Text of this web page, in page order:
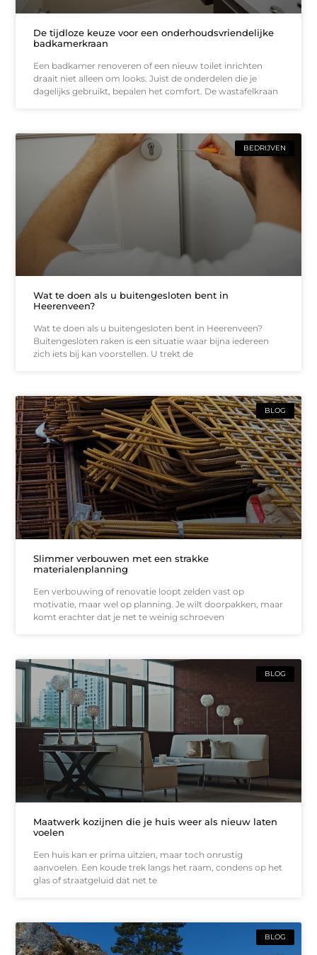
De tijdloze keuze voor een onderhoudsvriendelijke
badkamerkraan
Een badkamer renoveren of een nieuw toilet inrichten
draait niet alleen om looks. Juist de onderdelen die je
dagelijks gebruikt, bepalen het comfort. De wastafelkraan
BEDRIJVEN
Wat te doen als u buitengesloten bent in
Heerenveen?
Wat te doen als u buitengesloten bent in Heerenveen?
Buitengesloten raken is een situatie waar bijna iedereen
zich iets bij kan voorstellen. U trekt de
BLOG
Slimmer verbouwen met een strakke
materialenplanning
Een verbouwing of renovatie loopt zelden vast op
motivatie, maar wel op planning. Je wilt doorpakken, maar
komt erachter dat je net te weinig schroeven
BLOG
Maatwerk kozijnen die je huis weer als nieuw laten
voelen
Een huis kan er prima uitzien, maar toch onrustig
aanvoelen. Een koude trek langs het raam, condens op het
glas of straatgeluid dat net te
BLOG